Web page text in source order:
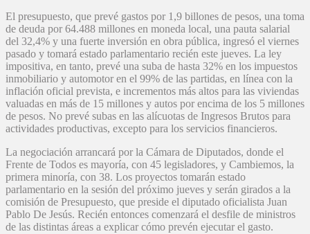
El presupuesto, que prevé gastos por 1,9 billones de pesos, una toma
de deuda por 64.488 millones en moneda local, una pauta salarial
del 32,4% y una fuerte inversión en obra pública, ingresó el viernes
pasado y tomará estado parlamentario recién este jueves. La ley
impositiva, en tanto, prevé una suba de hasta 32% en los impuestos
inmobiliario y automotor en el 99% de las partidas, en línea con la
inflación oficial prevista, e incrementos más altos para las viviendas
valuadas en más de 15 millones y autos por encima de los 5 millones
de pesos. No prevé subas en las alícuotas de Ingresos Brutos para
actividades productivas, excepto para los servicios financieros.
La negociación arrancará por la Cámara de Diputados, donde el
Frente de Todos es mayoría, con 45 legisladores, y Cambiemos, la
primera minoría, con 38. Los proyectos tomarán estado
parlamentario en la sesión del próximo jueves y serán girados a la
comisión de Presupuesto, que preside el diputado oficialista Juan
Pablo De Jesús. Recién entonces comenzará el desfile de ministros
de las distintas áreas a explicar cómo prevén ejecutar el gasto.